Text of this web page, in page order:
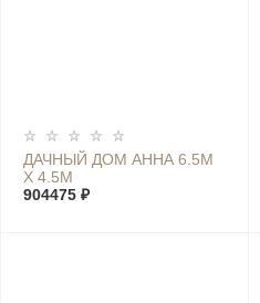
ДАЧНЫЙ ДОМ АННА 6.5М
Х 4.5М
904475 ₽